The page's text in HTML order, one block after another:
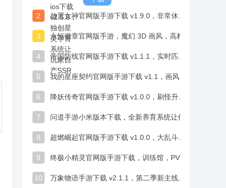
2
3
4
5
6
7
8
9
10